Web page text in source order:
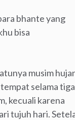
bhante yang
bisa
musim
selama tiga
kecuali karena
tujuh hari.